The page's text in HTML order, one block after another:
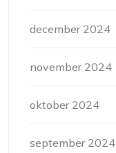
december 2024
november 2024
oktober 2024
september 2024